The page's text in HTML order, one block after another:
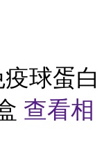
球蛋白
查看相